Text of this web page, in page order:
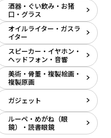
酒器・ぐい飲み・お猪
口・グラス
オイルライター・ガスラ
イター
スピーカー・イヤホン・
ヘッドフォン・音響
美術・骨董・複製絵画・
複製原画
ガジェット
ルーペ・めがね（眼
鏡）・読書眼鏡